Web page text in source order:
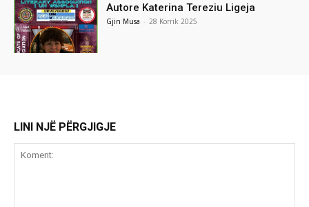
Autore Katerina Tereziu Ligeja
Gjin Musa - 28 Korrik 2025
LINI NJË PËRGJIGJE